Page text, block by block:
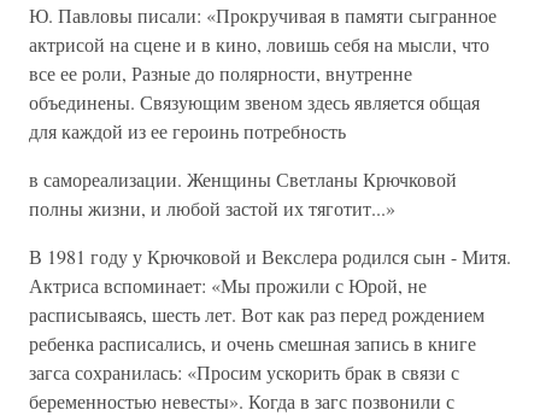
Ю. Павловы писали: «Прокручивая в памяти сыгранное
актрисой на сцене и в кино, ловишь себя на мысли, что
все ее роли, Разные до полярности, внутренне
объединены. Связующим звеном здесь является общая
для каждой из ее героинь потребность
в самореализации. Женщины Светланы Крючковой
полны жизни, и любой застой их тяготит...»
В 1981 году у Крючковой и Векслера родился сын - Митя.
Актриса вспоминает: «Мы прожили с Юрой, не
расписываясь, шесть лет. Вот как раз перед рождением
ребенка расписались, и очень смешная запись в книге
загса сохранилась: «Просим ускорить брак в связи с
беременностью невесты». Когда в загс позвонили с